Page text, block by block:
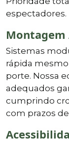
espectadores.
Montagem
Sistemas
rápida
porte. Nossa
adequados
cumprindo
com prazos